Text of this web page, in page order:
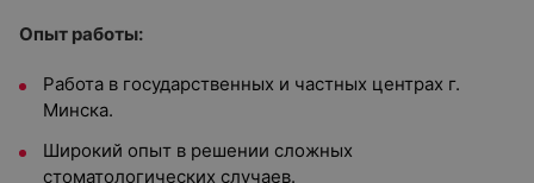
Опыт работы:
Работа в государственных и частных центрах г.
Минска.
Широкий опыт в решении сложных
стоматологических случаев.